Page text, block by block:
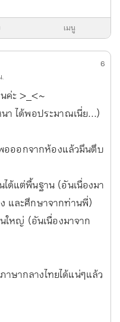
เมนู
.
6
ค่ะ >_<~
า ได้พอประมาณเนี่ย...)
อออกจากห้องแล้วมึนตึบ
ด้แต่พื้นฐาน (อันเนื่องมา
และศึกษาจากท่านพี่)
ใหญ่ (อันเนื่องมาจาก
ษากลางไทยได้แน่ๆแล้ว